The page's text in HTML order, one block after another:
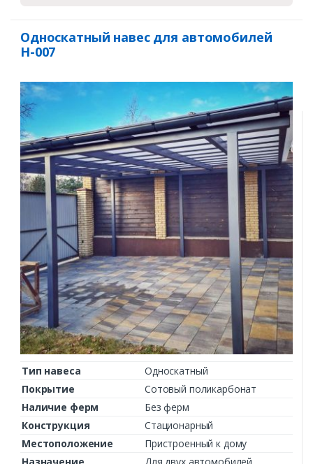
Односкатный навес для автомобилей
Н-007
Тип навеса
Односкатный
Покрытие
Сотовый поликарбонат
Наличие ферм
Без ферм
Конструкция
Стационарный
Местоположение
Пристроенный к дому